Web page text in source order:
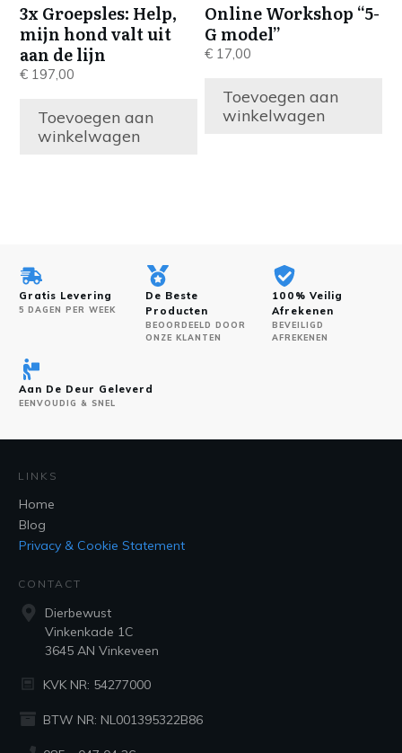
3x Groepsles: Help,
mijn hond valt uit
aan de lijn
€ 197,00
Toevoegen aan
winkelwagen
Online Workshop “5-
G model”
€ 17,00
Toevoegen aan
winkelwagen
Gratis Levering
5 DAGEN PER WEEK
De Beste
Producten
BEOORDEELD DOOR
ONZE KLANTEN
100% Veilig
Afrekenen
BEVEILIGD
AFREKENEN
Aan De Deur Geleverd
EENVOUDIG & SNEL
LINKS
Home
Blog
Privacy & Cookie Statement
CONTACT
Dierbewust
Vinkenkade 1C
3645 AN Vinkeveen
KVK NR: 54277000
BTW NR: NL001395322B86